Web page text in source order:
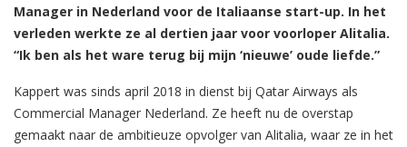
Manager in Nederland voor de Italiaanse start-up. In het
verleden werkte ze al dertien jaar voor voorloper Alitalia.
“Ik ben als het ware terug bij mijn ‘nieuwe’ oude liefde.”
Kappert was sinds april 2018 in dienst bij Qatar Airways als
Commercial Manager Nederland. Ze heeft nu de overstap
gemaakt naar de ambitieuze opvolger van Alitalia, waar ze in het